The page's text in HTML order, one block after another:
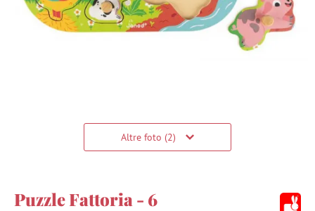
Altre foto (2)
Puzzle Fattoria - 6